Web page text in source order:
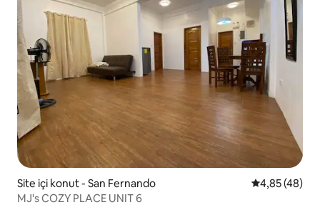
Site içi konut - San Fernando 5 üzerinden
4,85 (48)
MJ's COZY PLACE UNIT 6